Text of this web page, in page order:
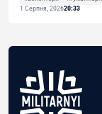
1 Серпня, 202620:33